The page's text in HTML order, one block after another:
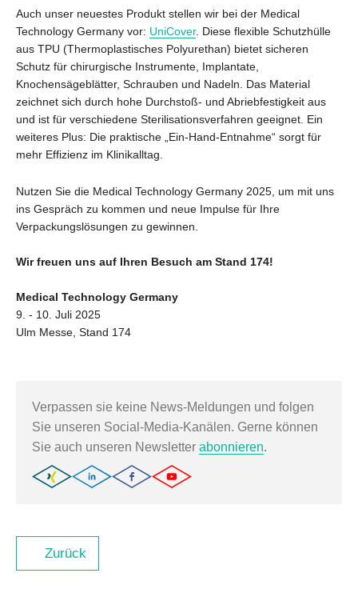
Auch unser neuestes Produkt stellen wir bei der Medical
Technology Germany vor: UniCover. Diese flexible Schutzhülle
aus TPU (Thermoplastisches Polyurethan) bietet sicheren
Schutz für chirurgische Instrumente, Implantate,
Knochensägeblätter, Schrauben und Nadeln. Das Material
zeichnet sich durch hohe Durchstoß- und Abriebfestigkeit aus
und ist für verschiedene Sterilisationsverfahren geeignet. Ein
weiteres Plus: Die praktische „Ein-Hand-Entnahme“ sorgt für
mehr Effizienz im Klinikalltag.
Nutzen Sie die Medical Technology Germany 2025, um mit uns
ins Gespräch zu kommen und neue Impulse für Ihre
Verpackungslösungen zu gewinnen.
Wir freuen uns auf Ihren Besuch am Stand 174!
Medical Technology Germany
9. - 10. Juli 2025
Ulm Messe, Stand 174
Verpassen sie keine News-Meldungen und folgen
Sie unseren Social-Media-Kanälen. Gerne können
Sie auch unseren Newsletter abonnieren.
Zurück